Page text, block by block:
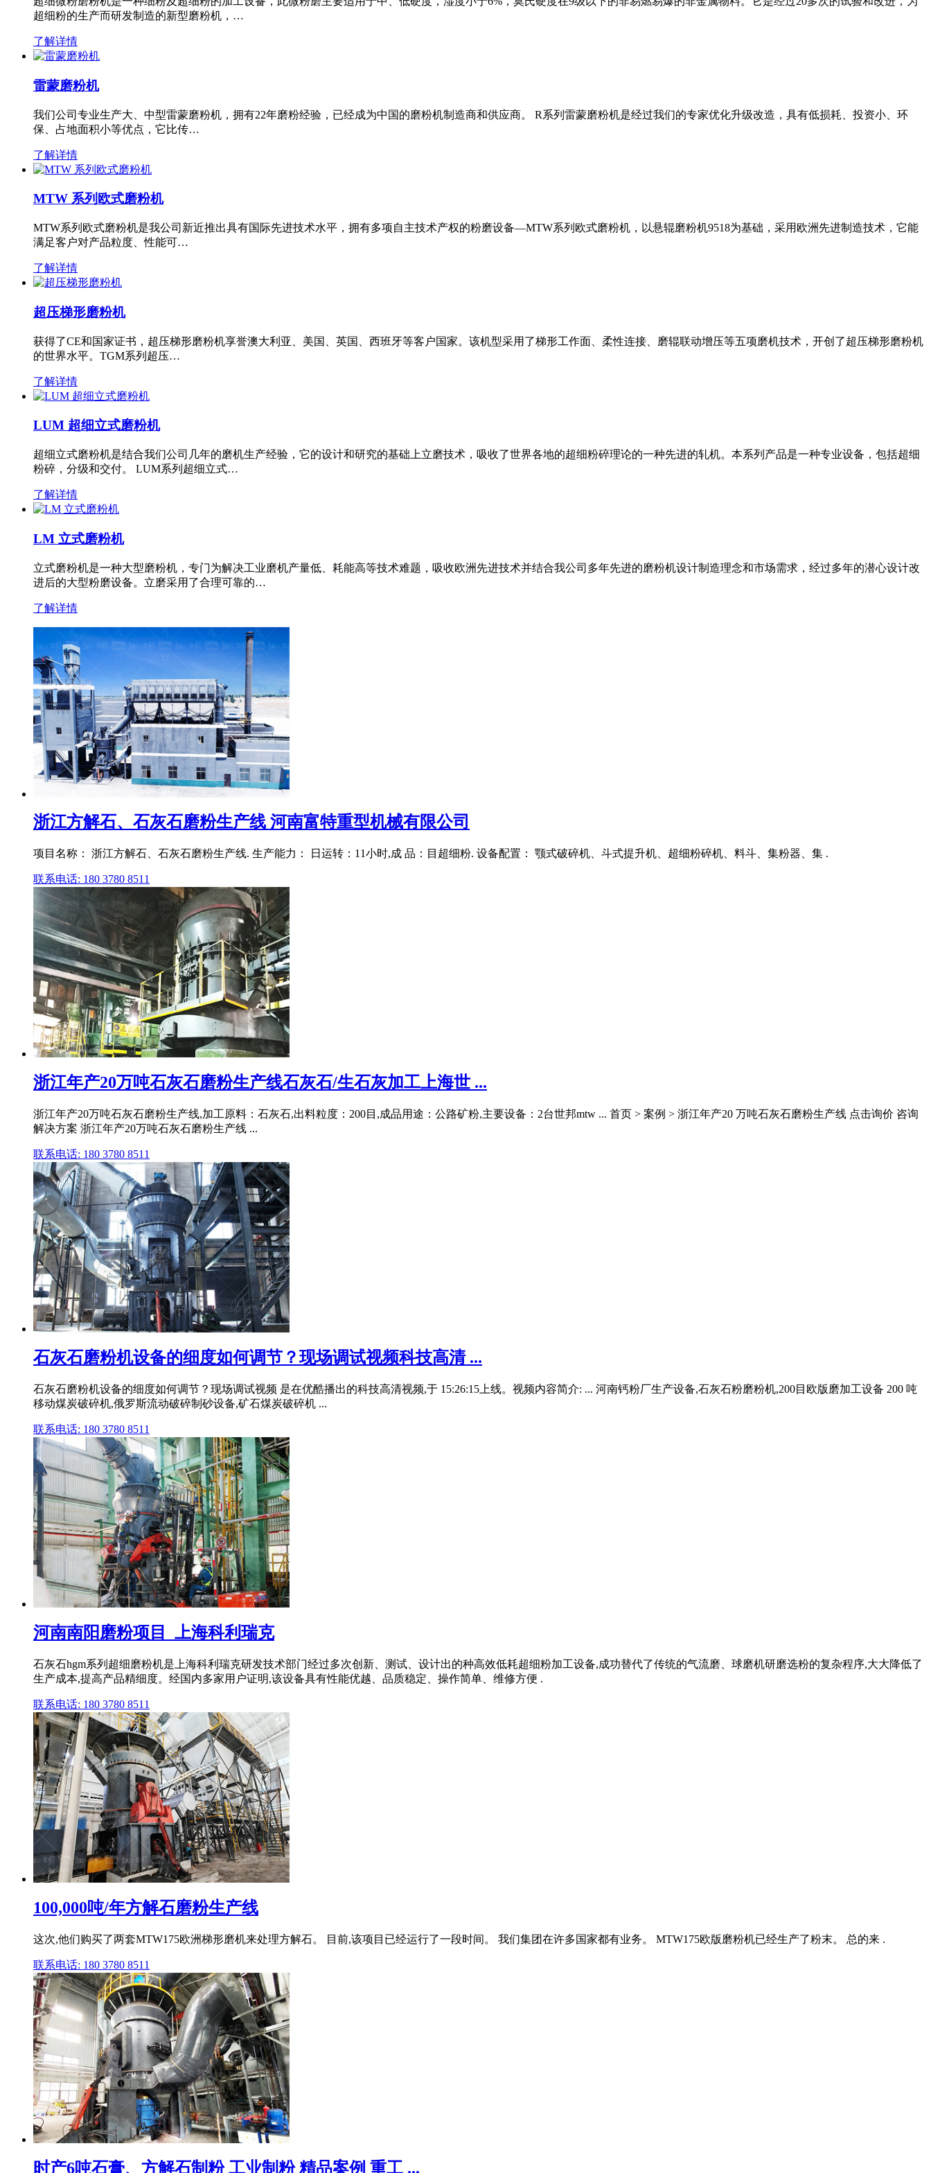
超细粉的生产而研发制造的新型磨粉机，…
了解详情
雷蒙磨粉机
我们公司专业生产大、中型雷蒙磨粉机，拥有22年磨粉经验，已经成为中国的磨粉机制造商和供应商。 R系列雷蒙磨粉机是经过我们的专家优化升级改造，具有低损耗、投资小、环
保、占地面积小等优点，它比传…
了解详情
MTW 系列欧式磨粉机
MTW系列欧式磨粉机是我公司新近推出具有国际先进技术水平，拥有多项自主技术产权的粉磨设备—MTW系列欧式磨粉机，以悬辊磨粉机9518为基础，采用欧洲先进制造技术，它能
满足客户对产品粒度、性能可…
了解详情
超压梯形磨粉机
获得了CE和国家证书，超压梯形磨粉机享誉澳大利亚、美国、英国、西班牙等客户国家。该机型采用了梯形工作面、柔性连接、磨辊联动增压等五项磨机技术，开创了超压梯形磨粉机
的世界水平。TGM系列超压…
了解详情
LUM 超细立式磨粉机
超细立式磨粉机是结合我们公司几年的磨机生产经验，它的设计和研究的基础上立磨技术，吸收了世界各地的超细粉碎理论的一种先进的轧机。本系列产品是一种专业设备，包括超细
粉碎，分级和交付。 LUM系列超细立式…
了解详情
LM 立式磨粉机
立式磨粉机是一种大型磨粉机，专门为解决工业磨机产量低、耗能高等技术难题，吸收欧洲先进技术并结合我公司多年先进的磨粉机设计制造理念和市场需求，经过多年的潜心设计改
进后的大型粉磨设备。立磨采用了合理可靠的…
了解详情
浙江方解石、石灰石磨粉生产线 河南富特重型机械有限公司
项目名称： 浙江方解石、石灰石磨粉生产线. 生产能力： 日运转：11小时,成 品：目超细粉. 设备配置： 颚式破碎机、斗式提升机、超细粉碎机、料斗、集粉器、集 .
联系电话: 180 3780 8511
浙江年产20万吨石灰石磨粉生产线石灰石/生石灰加工上海世 ...
浙江年产20万吨石灰石磨粉生产线,加工原料：石灰石,出料粒度：200目,成品用途：公路矿粉,主要设备：2台世邦mtw ... 首页 > 案例 > 浙江年产20 万吨石灰石磨粉生产线 点击询价 咨询
解决方案 浙江年产20万吨石灰石磨粉生产线 ...
联系电话: 180 3780 8511
石灰石磨粉机设备的细度如何调节？现场调试视频科技高清 ...
石灰石磨粉机设备的细度如何调节？现场调试视频 是在优酷播出的科技高清视频,于 15:26:15上线。视频内容简介: ... 河南钙粉厂生产设备,石灰石粉磨粉机,200目欧版磨加工设备 200 吨
移动煤炭破碎机,俄罗斯流动破碎制砂设备,矿石煤炭破碎机 ...
联系电话: 180 3780 8511
河南南阳磨粉项目_上海科利瑞克
石灰石hgm系列超细磨粉机是上海科利瑞克研发技术部门经过多次创新、测试、设计出的种高效低耗超细粉加工设备,成功替代了传统的气流磨、球磨机研磨选粉的复杂程序,大大降低了
生产成本,提高产品精细度。经国内多家用户证明,该设备具有性能优越、品质稳定、操作简单、维修方便 .
联系电话: 180 3780 8511
100,000吨/年方解石磨粉生产线
这次,他们购买了两套MTW175欧洲梯形磨机来处理方解石。 目前,该项目已经运行了一段时间。 我们集团在许多国家都有业务。 MTW175欧版磨粉机已经生产了粉末。 总的来 .
联系电话: 180 3780 8511
时产6吨石膏、方解石制粉 工业制粉 精品案例 重工 ...